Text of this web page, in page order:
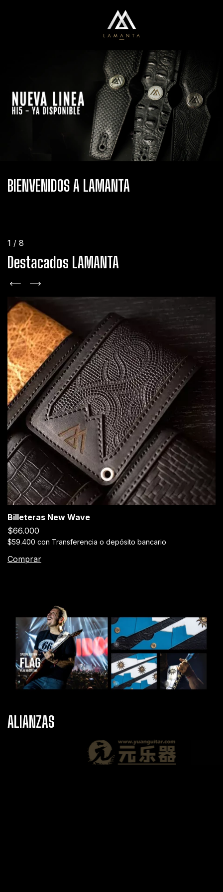
BIENVENIDOS A LAMANTA
1 / 8
Destacados LAMANTA
Billeteras New Wave
$66.000
$59.400 con Transferencia o depósito bancario
Comprar
ALIANZAS